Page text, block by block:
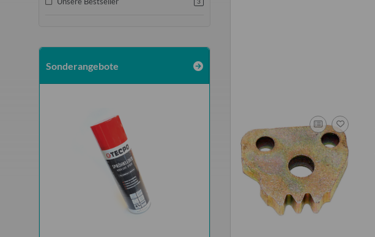
Sonderangebote